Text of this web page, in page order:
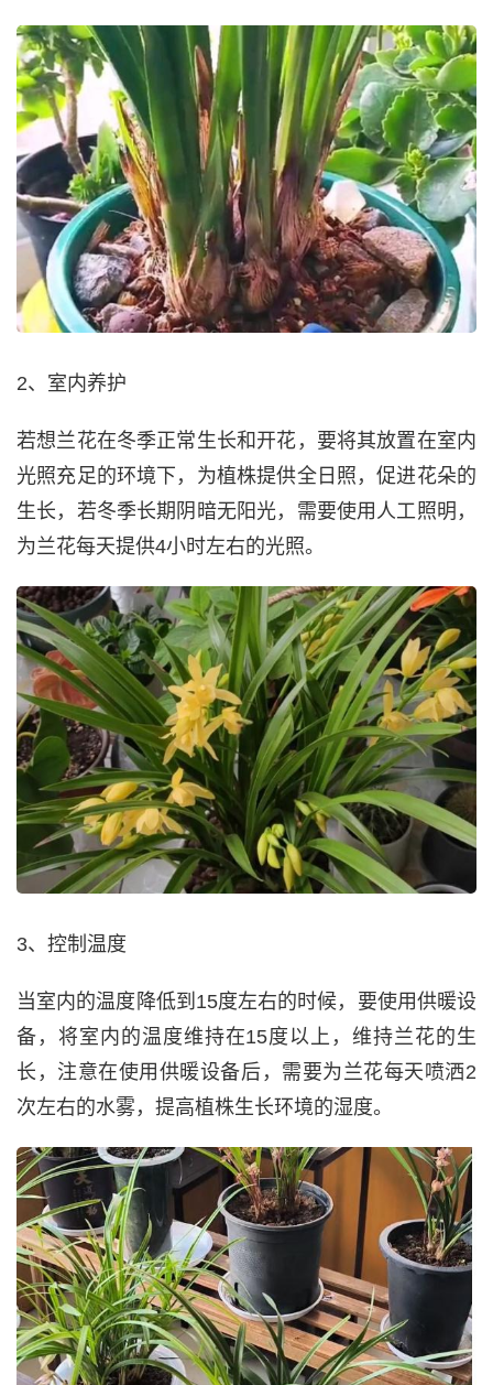
2、室内养护
若想兰花在冬季正常生长和开花，要将其放置在室内
光照充足的环境下，为植株提供全日照，促进花朵的
生长，若冬季长期阴暗无阳光，需要使用人工照明，
为兰花每天提供4小时左右的光照。
3、控制温度
当室内的温度降低到15度左右的时候，要使用供暖设
备，将室内的温度维持在15度以上，维持兰花的生
长，注意在使用供暖设备后，需要为兰花每天喷洒2
次左右的水雾，提高植株生长环境的湿度。